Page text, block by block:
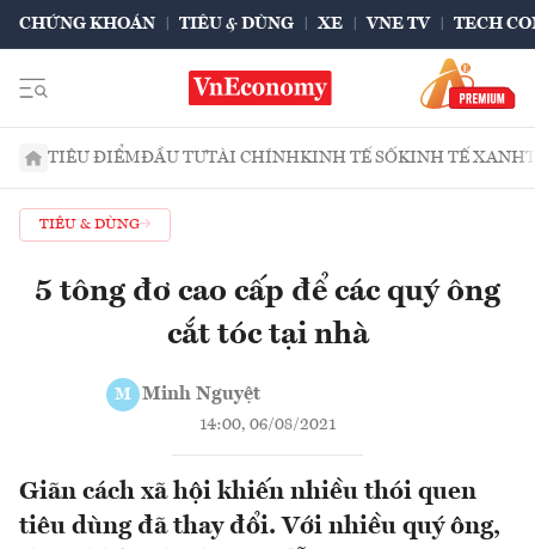
CHỨNG KHOÁN TIÊU & DÙNG XE VNE TV TECH
TIÊU ĐIỂMĐẦU TƯTÀI CHÍNHKINH TẾ SỐKINH TẾ XANH
TIÊU & DÙNG
5 tông đơ cao cấp để các quý ông
cắt tóc tại nhà
M Minh Nguyệt
14:00, 06/08/2021
Giãn cách xã hội khiến nhiều thói quen
tiêu dùng đã thay đổi. Với nhiều quý ông,